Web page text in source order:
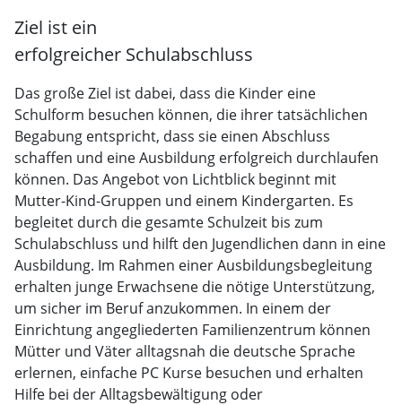
Ziel ist ein
erfolgreicher Schulabschluss
Das große Ziel ist dabei, dass die Kinder eine
Schulform besuchen können, die ihrer tatsächlichen
Begabung entspricht, dass sie einen Abschluss
schaffen und eine Ausbildung erfolgreich durchlaufen
können. Das Angebot von Lichtblick beginnt mit
Mutter-Kind-Gruppen und einem Kindergarten. Es
begleitet durch die gesamte Schulzeit bis zum
Schulabschluss und hilft den Jugendlichen dann in eine
Ausbildung. Im Rahmen einer Ausbildungsbegleitung
erhalten junge Erwachsene die nötige Unterstützung,
um sicher im Beruf anzukommen. In einem der
Einrichtung angegliederten Familienzentrum können
Mütter und Väter alltagsnah die deutsche Sprache
erlernen, einfache PC Kurse besuchen und erhalten
Hilfe bei der Alltagsbewältigung oder